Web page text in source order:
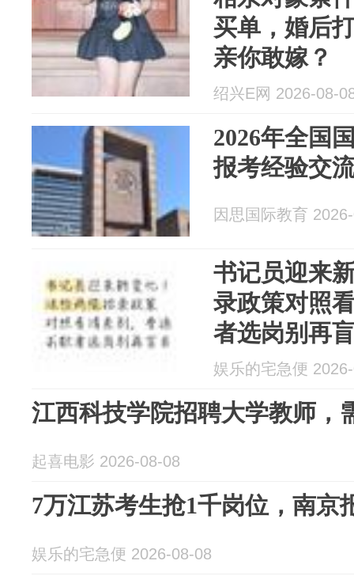
买单，婚后
亲你敢嫁？
绍兴E网 2026-08-
2026年全国
报考经验交
因思国际教育
书记员迎来
录政策对照
者选岗别再
娱乐的宅急便
江西科技学院招聘大学教师，
起喜电影 2026-08-08
7万江苏考生抢1千岗位，南京
娱乐的宅急便 2026-08-08